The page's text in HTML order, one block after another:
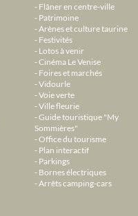
Flâner en centre-ville
Patrimoine
Arènes et culture taurine
Festivités
Lotos à venir
Cinéma Le Venise
Foires et marchés
Vidourle
Voie verte
Ville fleurie
Guide touristique "My
Sommières"
Office du tourisme
Plan interactif
Parkings
Bornes électriques
Arrêts camping-cars